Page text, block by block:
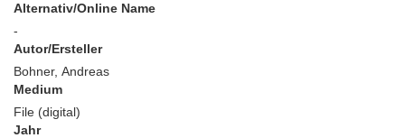
Alternativ/Online Name
-
Autor/Ersteller
Bohner, Andreas
Medium
File (digital)
Jahr